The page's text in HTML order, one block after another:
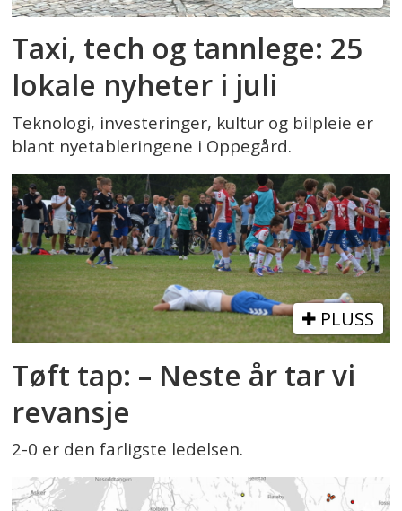
Taxi, tech og tannlege: 25
lokale nyheter i juli
Teknologi, investeringer, kultur og bilpleie er
blant nyetableringene i Oppegård.
PLUSS
Tøft tap: – Neste år tar vi
revansje
2-0 er den farligste ledelsen.